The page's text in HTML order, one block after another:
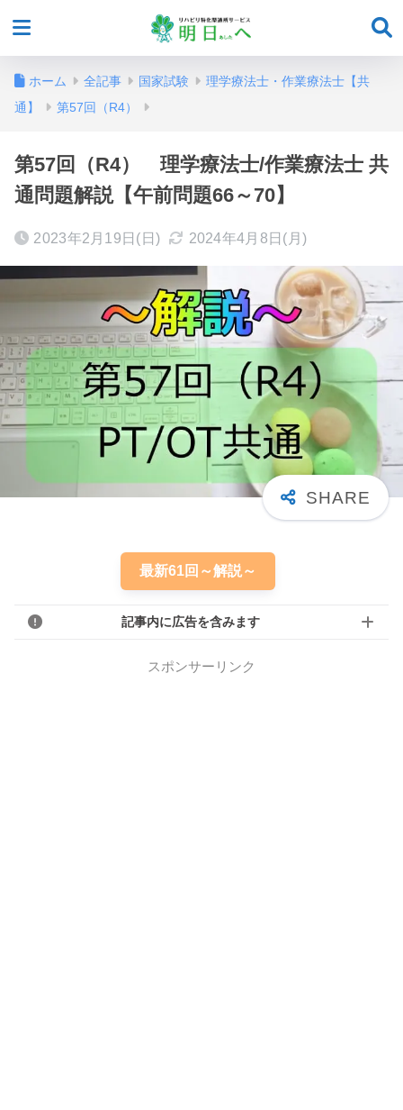
ホーム 全記事 国家試験
理学療法士・作業療法士【共
通】
第57回（R4）
第57回（R4） 理学療法士/作業療法士 共
通問題解説【午前問題66～70】
2023年2月19日(日) 2024年4月8日(月)
最新61回～解説～
記事内に広告を含みます
スポンサーリンク